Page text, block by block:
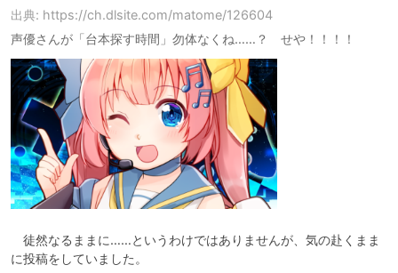
出典: https://ch.dlsite.com/matome/126604
声優さんが「台本探す時間」勿体なくね……？ せや！！！！
徒然なるままに……というわけではありませんが、気の赴くまま
に投稿をしていました。